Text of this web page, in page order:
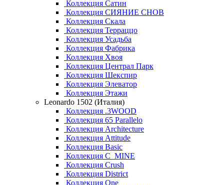
Коллекция Сатин
Коллекция СИЯНИЕ СНОВ
Коллекция Скала
Коллекция Терраццо
Коллекция Усадьба
Коллекция Фабрика
Коллекция Хвоя
Коллекция Централ Парк
Коллекция Шекспир
Коллекция Элеватор
Коллекция Этажи
Leonardo 1502 (Италия)
Коллекция .3WOOD
Коллекция 65 Parallelo
Коллекция Architecture
Коллекция Attitude
Коллекция Basic
Коллекция C_MINE
Коллекция Crush
Коллекция District
Коллекция One